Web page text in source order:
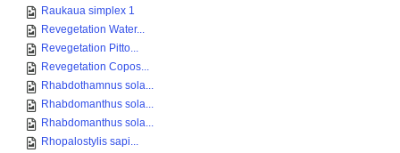
Raukaua simplex 1
Revegetation Water...
Revegetation Pitto...
Revegetation Copos...
Rhabdothamnus sola...
Rhabdomanthus sola...
Rhabdomanthus sola...
Rhopalostylis sapi...